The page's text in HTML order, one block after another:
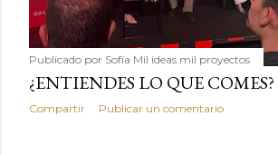
Publicado por Sofía Mil ideas mil proyectos
¿ENTIENDES LO QUE COMES?
Compartir Publicar un comentario